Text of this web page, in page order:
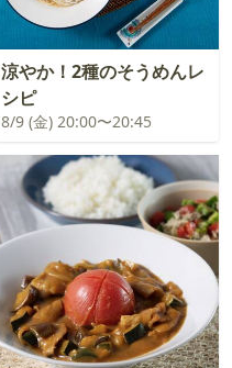
涼やか！2種のそうめんレ
シピ
8/9 (金) 20:00〜20:45